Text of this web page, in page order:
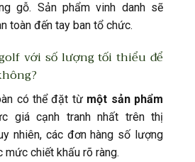
gỗ. Sản phẩm vinh danh sẽ
toàn đến tay ban tổ chức.
với số lượng tối thiểu để
có thể đặt từ một sản phẩm
giá cạnh tranh nhất trên thị
nhiên, các đơn hàng số lượng
mức chiết khấu rõ ràng.